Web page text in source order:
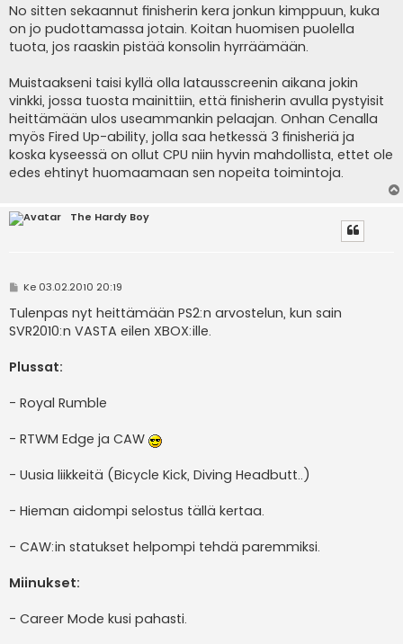
No sitten sekaannut finisherin kera jonkun kimppuun, kuka
on jo pudottamassa jotain. Koitan huomisen puolella
tuota, jos raaskin pistää konsolin hyrräämään.
Muistaakseni taisi kyllä olla latausscreenin aikana jokin
vinkki, jossa tuosta mainittiin, että finisherin avulla pystyisit
heittämään ulos useammankin pelaajan. Onhan Cenalla
myös Fired Up-ability, jolla saa hetkessä 3 finisheriä ja
koska kyseessä on ollut CPU niin hyvin mahdollista, ettet ole
edes ehtinyt huomaamaan sen nopeita toimintoja.
The Hardy Boy
V
e
s
t
Ke 03.02.2010 20:19
Tulenpas nyt heittämään PS2:n arvostelun, kun sain
SVR2010:n VASTA eilen XBOX:ille.
Plussat:
- Royal Rumble
- RTWM Edge ja CAW
- Uusia liikkeitä (Bicycle Kick, Diving Headbutt..)
- Hieman aidompi selostus tällä kertaa.
- CAW:in statukset helpompi tehdä paremmiksi.
Miinukset:
- Career Mode kusi pahasti.